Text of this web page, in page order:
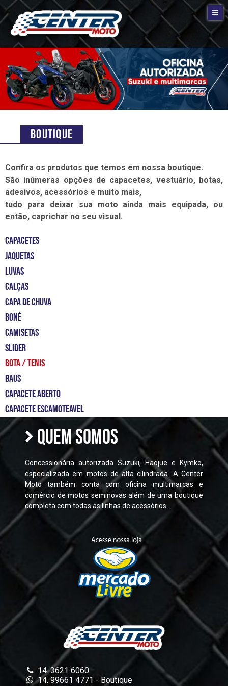
Boutique
Confira os produtos que temos em nossa boutique.
São inúmeras opções de capacetes, vestuário, botas,
adesivos, acessórios e muito mais,
tudo para deixar sua moto ainda mais equipada, ou
então, caprichar no seu visual.
CAPACETES
JAQUETAS
LUVAS
CALÇAS
CAPA DE CHUVA
BONÉ
CAMISETAS
slider
bota / tenis
Baus
capacete aberto
capacete escamoteavel
QUEM SOMOS
Concessionária autorizada Suzuki, Haojue e Kymko,
especializada em motos de alta cilindrada. A Center
Moto também conta com oficina multimarcas e
comércio de motos seminovas além de uma boutique
completa com todas as linhas de acessórios.
14. 3621 6060
14. 99661 4771 - Boutique